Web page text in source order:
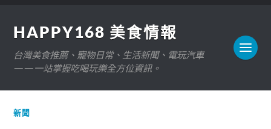
HAPPY168 美食情報
台灣美食推薦、寵物日常、生活新聞、電玩汽車
——一站掌握吃喝玩樂全方位資訊。
新聞